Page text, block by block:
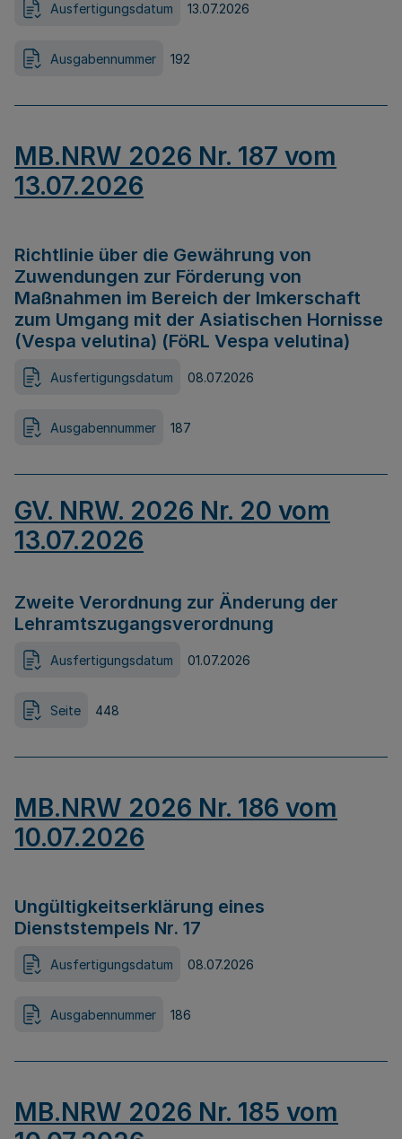
Ausfertigungsdatum 13.07.2026
Ausgabennummer 192
MB.NRW 2026 Nr. 187 vom
13.07.2026
Richtlinie über die Gewährung von
Zuwendungen zur Förderung von
Maßnahmen im Bereich der Imkerschaft
zum Umgang mit der Asiatischen Hornisse
(Vespa velutina) (FöRL Vespa velutina)
Ausfertigungsdatum 08.07.2026
Ausgabennummer 187
GV. NRW. 2026 Nr. 20 vom
13.07.2026
Zweite Verordnung zur Änderung der
Lehramtszugangsverordnung
Ausfertigungsdatum 01.07.2026
Seite 448
MB.NRW 2026 Nr. 186 vom
10.07.2026
Ungültigkeitserklärung eines
Dienststempels Nr. 17
Ausfertigungsdatum 08.07.2026
Ausgabennummer 186
MB.NRW 2026 Nr. 185 vom